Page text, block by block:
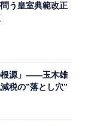
う皇室典範改正
根源」――玉木雄
税の”落とし穴”